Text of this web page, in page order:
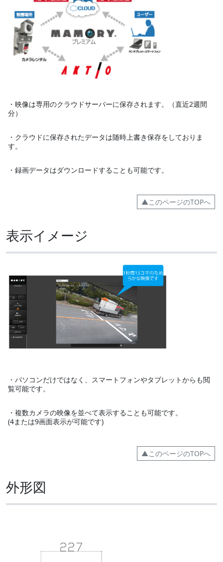
・映像は専用のクラウドサーバーに保存されます。（直近2週間
分）
・クラウドに保存されたデータは随時上書き保存をしておりま
す。
・録画データはダウンロードすることも可能です。
▲このページのTOPへ
表示イメージ
・パソコンだけではなく、スマートフォンやタブレットからも閲
覧可能です。
・複数カメラの映像を並べて表示することも可能です。
(4または9画面表示が可能です)
▲このページのTOPへ
外形図